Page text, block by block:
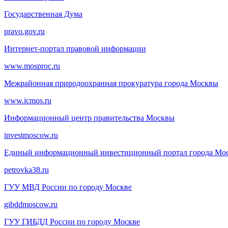
Государственная Дума
pravo.gov.ru
Интернет-портал правовой информации
www.mosproc.ru
Межрайонная природоохранная прокуратура города Москвы
www.icmos.ru
Информационный центр правительства Москвы
investmoscow.ru
Единый информационный инвестиционный портал города
petrovka38.ru
ГУУ МВД России по городу Москве
gibddmoscow.ru
ГУУ ГИБДД России по городу Москве